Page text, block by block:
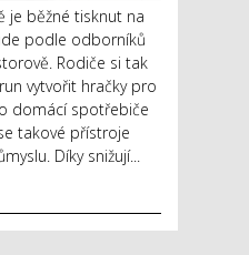
je běžné tisknut na
podle odborníků
Rodiče si tak
vytvořit hračky pro
domácí spotřebiče
takové přístroje
Díky snižují...